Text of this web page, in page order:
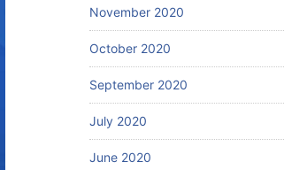
November 2020
October 2020
September 2020
July 2020
June 2020